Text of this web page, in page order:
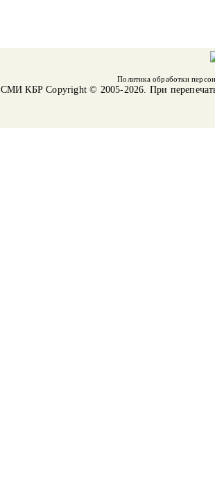
Политика обработки
СМИ КБРCopyright © 2005-2026. При